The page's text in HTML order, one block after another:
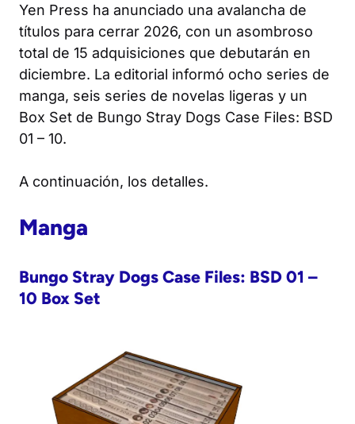
Yen Press ha anunciado una avalancha de
títulos para cerrar 2026, con un asombroso
total de 15 adquisiciones que debutarán en
diciembre. La editorial informó ocho series de
manga, seis series de novelas ligeras y un
Box Set de Bungo Stray Dogs Case Files: BSD
01 – 10.
A continuación, los detalles.
Manga
Bungo Stray Dogs Case Files: BSD 01 –
10 Box Set